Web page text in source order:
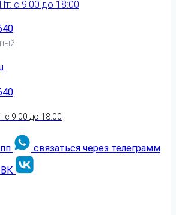
с 9:00 до 18:00
с 9:00 до 18:00
связаться через телеграмм